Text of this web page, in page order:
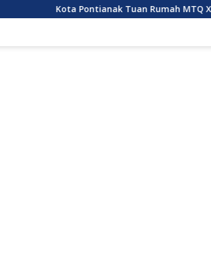
Pontianak Tuan Rumah MTQ XXXV Tahun 2027